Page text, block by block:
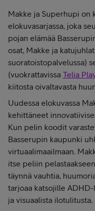
Makke ja Superhupi on
elokuvasarjassa, joka
pojan elämää
osat, Makke ja
suoratoistopalvelussa)
(vuokrattavissa Telia
kiitosta oivaltavasta
Uudessa elokuvassa
kehittäneet
Kun pelin koodit
Basserupin kaupunki
virtuaalimaailmaan.
itse peliin
täynnä vauhtia,
tarjoaa katsojille
ja visuaalista ilotulitusta.